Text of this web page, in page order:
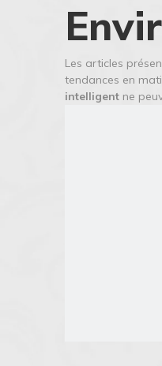
Les articles
tendances en
intelligent ne